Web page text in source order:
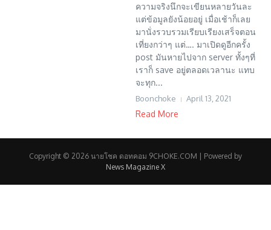
ความจริงนึกจะเขียนหลายวันละ
แต่ข้อมูลยังน้อยอยู่ เมื่อเช้าก็เลย
มานั่งรวบรวมเรียบเรียงเสร็จตอน
เที่ยงกว่าๆ แต่…. มาเปิดดูอีกครั้ง
post มันหายไปจาก server ทั้งๆที่
เราก็ save อยู่ตลอดเวลานะ แทบ
จะทุก...
Boonchoke April 13, 2021
Read More
Copyright © 2026 นายโชค ดอทคอม 9CHOKE.COM | Powered by
News Magazine X